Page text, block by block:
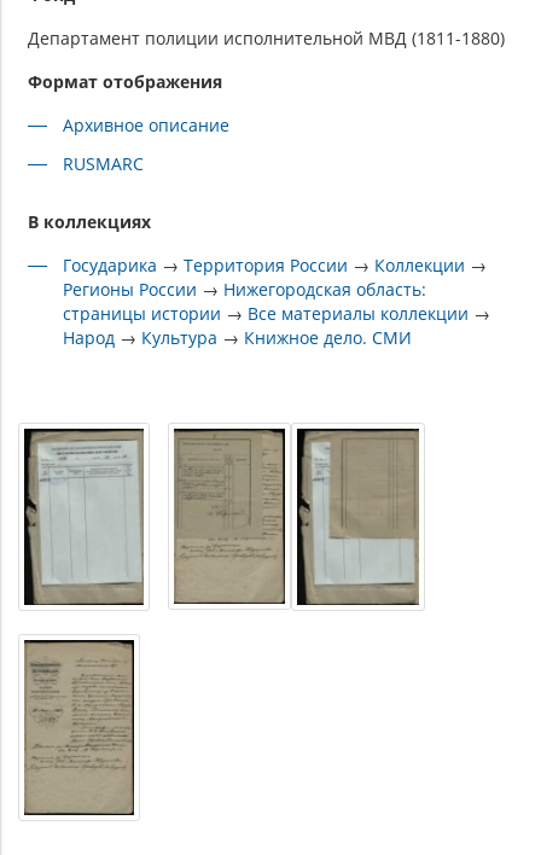
Департамент полиции исполнительной МВД (1811-1880)
Формат отображения
Архивное описание
RUSMARC
В коллекциях
Государика →Территория России → Коллекции →
Регионы России → Нижегородская область:
страницы истории → Все материалы коллекции →
Народ → Культура → Книжное дело. СМИ